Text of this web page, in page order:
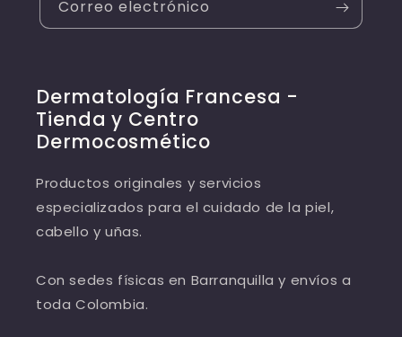
Correo electrónico
Dermatología Francesa -
Tienda y Centro
Dermocosmético
Productos originales y servicios
especializados para el cuidado de la piel,
cabello y uñas.
Con sedes físicas en Barranquilla y envíos a
toda Colombia.